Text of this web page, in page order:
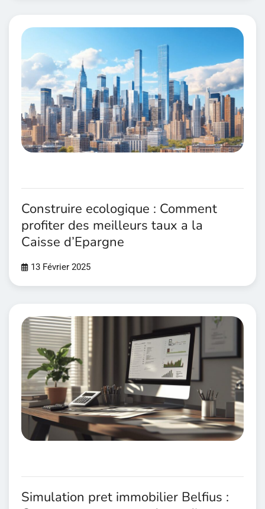
Construire ecologique : Comment
profiter des meilleurs taux a la
Caisse d’Epargne
13 Février 2025
Simulation pret immobilier Belfius :